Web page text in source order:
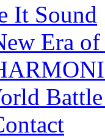
It Sound
Era